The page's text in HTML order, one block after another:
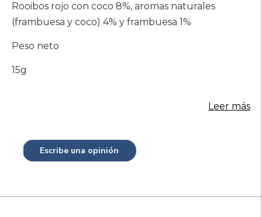
Rooibos rojo con coco 8%, aromas naturales
(frambuesa y coco) 4% y frambuesa 1%
Peso neto
15g
Leer más
Escribe una opinión